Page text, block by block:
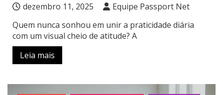
dezembro 11, 2025
Equipe Passport Net
Quem nunca sonhou em unir a praticidade diária
com um visual cheio de atitude? A
Leia mais